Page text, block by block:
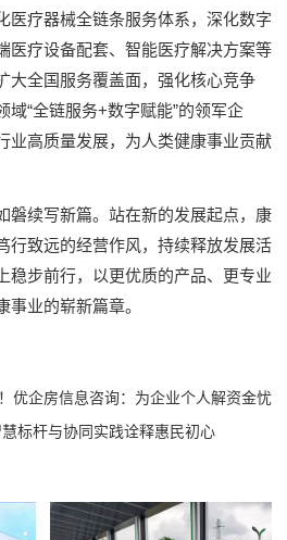
医疗器械全链条服务体系，深化数字
医疗设备配套、智能医疗解决方案等
大全国服务覆盖面，强化核心竞争
域“全链服务+数字赋能”的领军企
业高质量发展，为人类健康事业贡献
磐续写新篇。站在新的发展起点，康
行致远的经营作风，持续释放发展活
稳步前行，以更优质的产品、更专业
业的崭新篇章。
优企房信息咨询：为企业个人解资金忧
标杆与协同实践诠释惠民初心